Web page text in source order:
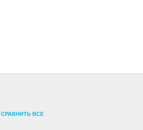
СРАВНИТЬ ВСЕ